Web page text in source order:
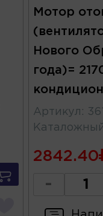
Мотор
Нового
года)=
Артикул :
2842.40
-